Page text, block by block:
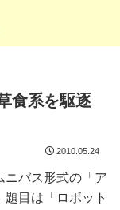
食系を駆逐
2010.05.24
ニバス形式の「ア
題目は「ロボット